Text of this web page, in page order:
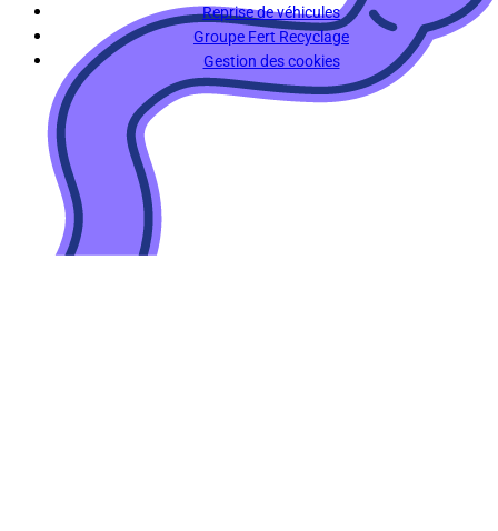
Reprise de véhicules
Groupe Fert Recyclage
Gestion des cookies